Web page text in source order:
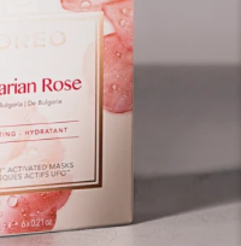
I miei ordini
I miei indirizzi
I miei abbonamenti